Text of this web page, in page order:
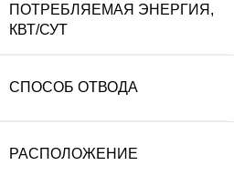
ПОТРЕБЛЯЕМАЯ ЭНЕРГИЯ,
КВТ/СУТ
СПОСОБ ОТВОДА
РАСПОЛОЖЕНИЕ